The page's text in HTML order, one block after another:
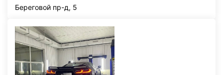
Береговой пр-д, 5